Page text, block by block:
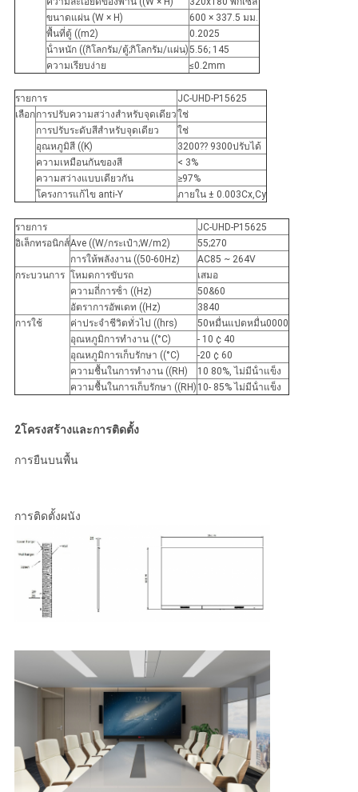
ขนาดแผ่น (W × H)
600 × 337.5 มม.
พื้นที่ตู้ ((m2)
0.2025
น้ําหนัก ((กิโลกรัม/ตู้;กิโลกรัม/แผ่น)5.56; 145
ความเรียบง่าย
≤0.2mm
รายการ
JC-UHD-P15625
เลือกการปรับความสว่างสําหรับจุดเดียวใช่
การปรับระดับสีสําหรับจุดเดียว
ใช่
อุณหภูมิสี ((K)
3200?? 9300ปรับได้
ความเหมือนกันของสี
< 3%
ความสว่างแบบเดียวกัน
≥97%
โครงการแก้ไข anti-Y
ภายใน ± 0.003Cx,Cy
รายการ
JC-UHD-P15625
อิเล็กทรอนิกส์Ave ((W/กระเป๋า;W/m2)
55;270
การให้พลังงาน ((50-60Hz)
AC85 ~ 264V
กระบวนการ โหมดการขับรถ
เสมอ
ความถี่การซ้ํา ((Hz)
50&60
อัตราการอัพเดท ((Hz)
3840
การใช้
ค่าประจําชีวิตทั่วไป ((hrs)
50หมื่นแปดหมื่น0000
อุณหภูมิการทํางาน ((°C)
- 10 ¢ 40
อุณหภูมิการเก็บรักษา ((°C)
-20 ¢ 60
ความชื้นในการทํางาน ((RH)
10 80%, ไม่มีน้ําแข็ง
ความชื้นในการเก็บรักษา ((RH) 10- 85% ไม่มีน้ําแข็ง
2โครงสร้างและการติดตั้ง
การยืนบนพื้น
การติดตั้งผนัง